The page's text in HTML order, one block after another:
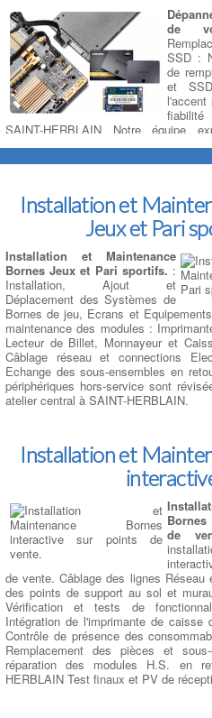
de
SSD :
de
et
l'accent
fiabilité
SAINT-HERBLAIN Notre équipe
remplacement professionnel en
par SSD SATA ou M.2, à SAINT-
à améliorer considérablement les
ordinateur, nous pouvons remplacer
HDD par un SSD SATA ou M.2, en
avec votre carte mère. Les SSD
et d'écriture bien supérieure, ce qui se
plus rapide du système d'exploitation
qu'une réactivité accrue de l'ensemble
Extension de Stockage Facile :
Secondaire, En plus du
par un SSD, nous offrons à SAINT-
possibilité d'ajouter un disque dur
SSD SATA principal. Vous
stockage supplémentaire pour vos
les performances du SSD.
notre équipe procède à la
système d'exploitation d'origine.
également de respecter la licence
expérience sans tracas.
Exploitez la Puissance du M.2 :
Modèle, Si votre carte mère est
disponible, à SAINT-HERBLAIN nous
SSD M.2 SATA ou PCIe, selon
modèle. Vous pourrez ainsi exploiter
cette technologie de pointe.
Transfert de Données Sécurisé et
l'importance de vos données
C'est pourquoi nous prenons le plus
vos données récupérées sur le
les répertoires que vous avez
contenu reste intact et accessible
de perte de données. Améliorez les
ordinateur en optant pour notre
Installation et
Jeux et Pari
Installation et Maintenance
Bornes Jeux et Pari sportifs. :
Installation, Ajout et
Déplacement des Systèmes de
Bornes de jeu, Ecrans et
maintenance des modules :
Lecteur de Billet, Monnayeur et
Câblage réseau et connections
Echange des sous-ensembles en
périphériques hors-service sont
atelier central à SAINT-HERBLAIN.
Installation et
de
de vente. Câblage des lignes Réseau
des points de support au sol et
Vérification et tests de
Intégration de l'imprimante de caisse
Contrôle de présence des
Remplacement des pièces et sous-
réparation des modules H.S. en
HERBLAIN Test finaux et PV de